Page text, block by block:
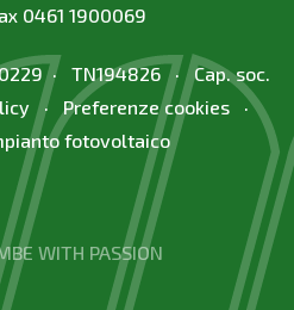
0461 1900069
· TN194826 · Cap. soc.
· Preferenze cookies·
fotovoltaico
WITH PASSION